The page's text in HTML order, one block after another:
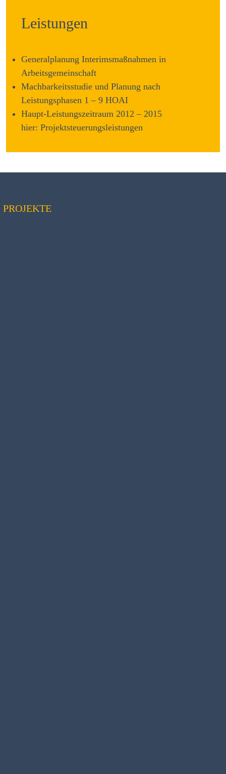
Leistungen
Generalplanung Interimsmaßnahmen in
Arbeitsgemeinschaft
Machbarkeitsstudie und Planung nach
Leistungsphasen 1 – 9 HOAI
Haupt-Leistungszeitraum 2012 – 2015
hier: Projektsteuerungsleistungen
PROJEKTE